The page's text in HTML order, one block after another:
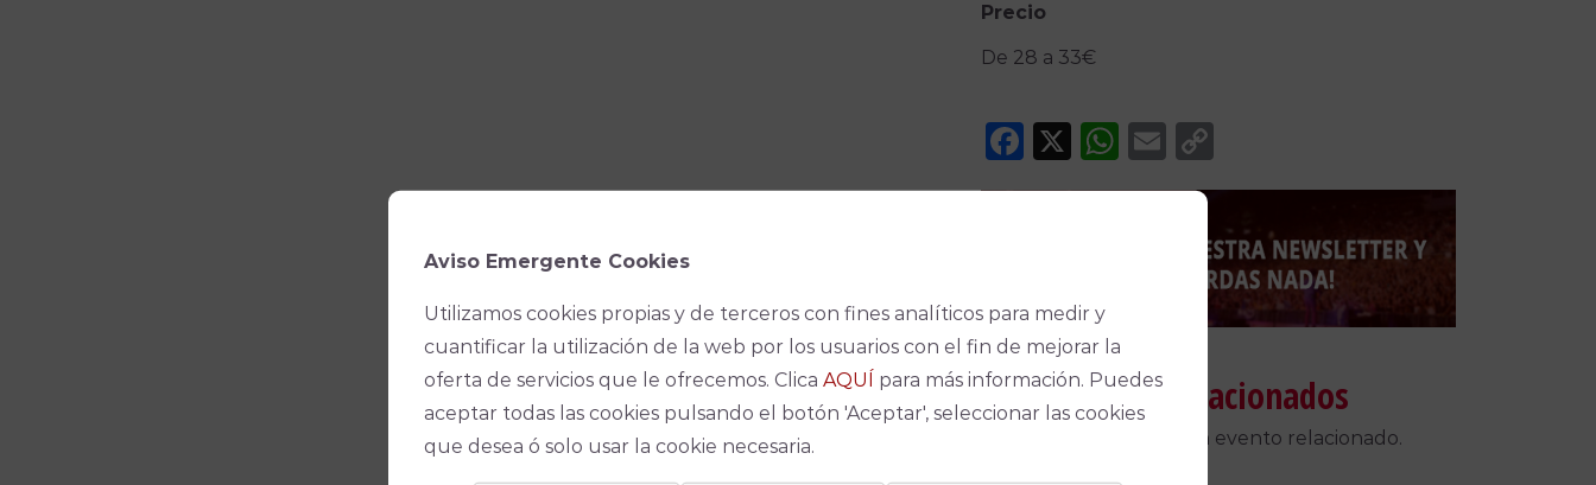
Precio
De 28 a 33€
Facebook
X WhatsApp
Email
Link
Espectáculos relacionados
No se ha encontrado un evento relacionado.
Aviso Emergente Cookies
Utilizamos cookies propias y de terceros con fines analíticos para medir y
cuantificar la utilización de la web por los usuarios con el fin de mejorar la
oferta de servicios que le ofrecemos. Clica AQUÍ para más información. Puedes
aceptar todas las cookies pulsando el botón 'Aceptar', seleccionar las cookies
que desea ó solo usar la cookie necesaria.